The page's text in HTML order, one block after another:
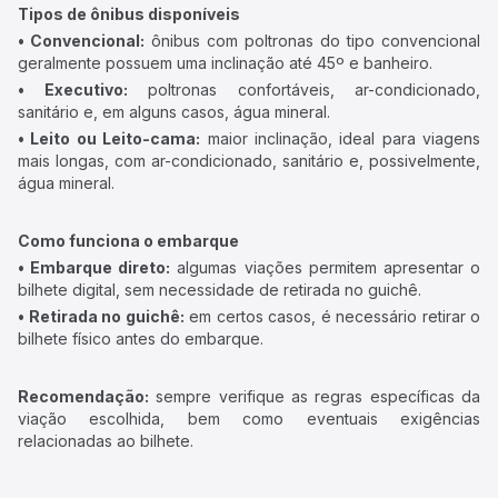
Tipos de ônibus disponíveis
• Convencional: ônibus com poltronas do tipo convencional
geralmente possuem uma inclinação até 45º e banheiro.
• Executivo: poltronas confortáveis, ar-condicionado,
sanitário e, em alguns casos, água mineral.
• Leito ou Leito-cama: maior inclinação, ideal para viagens
mais longas, com ar-condicionado, sanitário e, possivelmente,
água mineral.
Como funciona o embarque
• Embarque direto: algumas viações permitem apresentar o
bilhete digital, sem necessidade de retirada no guichê.
• Retirada no guichê: em certos casos, é necessário retirar o
bilhete físico antes do embarque.
Recomendação: sempre verifique as regras específicas da
viação escolhida, bem como eventuais exigências
relacionadas ao bilhete.